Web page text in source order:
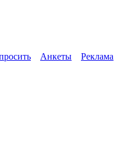
Анкеты Реклама